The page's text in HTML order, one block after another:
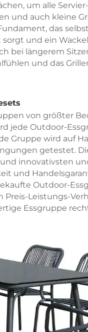
um alle
und auch kleine
das
und ein
bei längerem
und das
von größter
jede Outdoor-
Gruppe wird auf
getestet.
innovativsten
und
Outdoor-
Leistungs-
Essgruppe